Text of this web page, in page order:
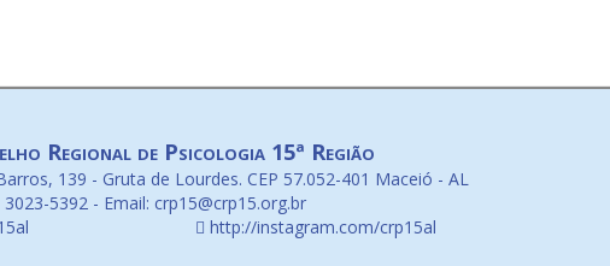
Regional de Psicologia 15ª Região
139 - Gruta de Lourdes. CEP 57.052-401 Maceió - AL
3023-5392 - Email: crp15@crp15.org.br
http://instagram.com/crp15al